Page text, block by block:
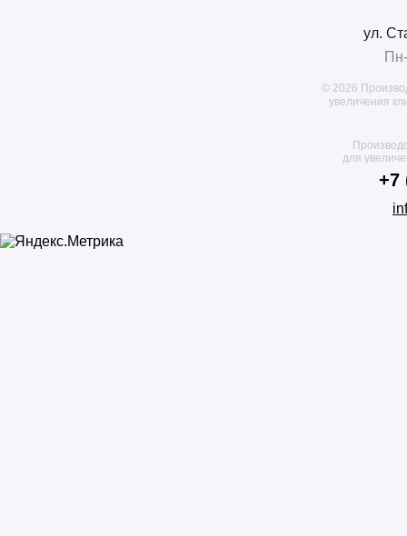
ул.
© 2026
увеличения
для
+7